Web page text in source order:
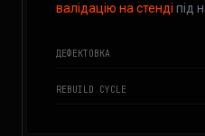
валідацію на стенді під
ДЕФЕКТОВКА
REBUILD CYCLE